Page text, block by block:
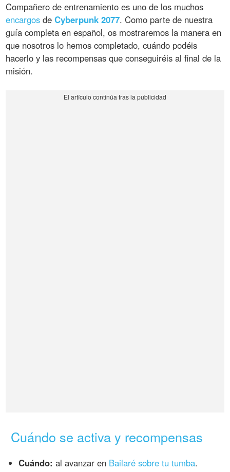
Compañero de entrenamiento es uno de los muchos
encargos deCyberpunk 2077. Como parte de nuestra
guía completa en español, os mostraremos la manera en
que nosotros lo hemos completado, cuándo podéis
hacerlo y las recompensas que conseguiréis al final de la
misión.
Cuándo se activa y recompensas
Cuándo: al avanzar en Bailaré sobre tu tumba.